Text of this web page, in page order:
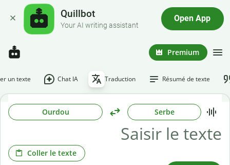
Quillbot
Your AI writing assistant
Open App
Premium
un texte Chat IA Traduction Résumé de texte
Ourdou Serbe
Coller le texte